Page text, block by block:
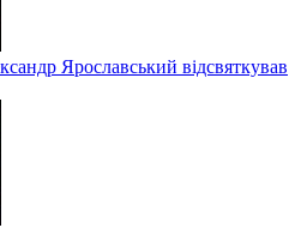
Ярославський відсвяткував